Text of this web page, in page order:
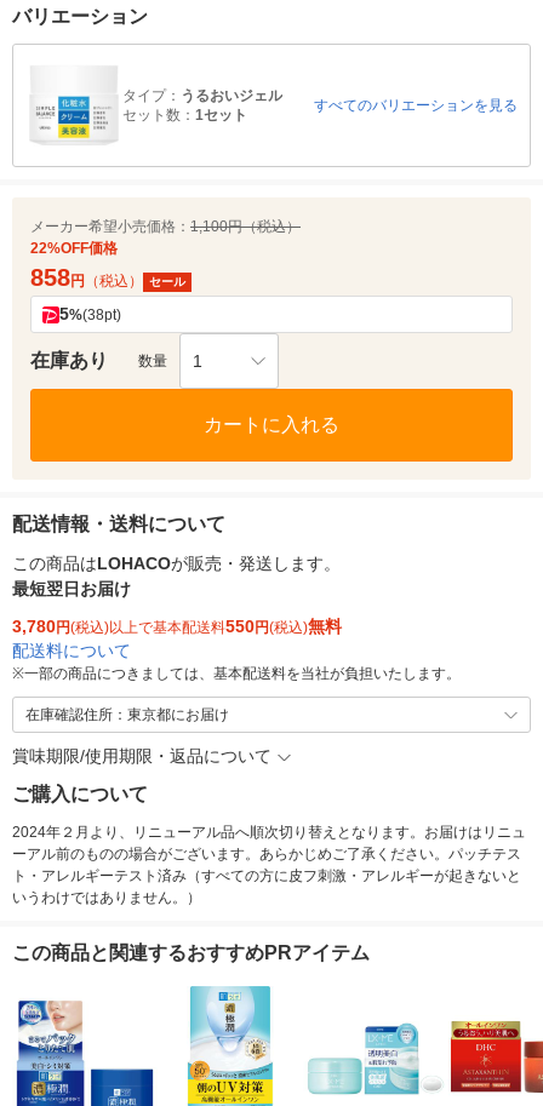
バリエーション
タイプ： うるおいジェル
セット数： 1セット
すべてのバリエーションを見る
メーカー希望小売価格： 1,100円（税込）
22%OFF価格
858円 （税込） セール
5%(38pt)
在庫あり 数量 1
カートに入れる
配送情報・送料について
この商品はLOHACOが販売・発送します。
最短翌日お届け
3,780円(税込)以上で基本配送料550円(税込)無料
配送料について
※一部の商品につきましては、基本配送料を当社が負担いたします。
在庫確認住所：東京都にお届け
賞味期限/使用期限・返品について
ご購入について
2024年２月より、リニューアル品へ順次切り替えとなります。お届けはリニュ
ーアル前のものの場合がございます。あらかじめご了承ください。パッチテス
ト・アレルギーテスト済み（すべての方に皮フ刺激・アレルギーが起きないと
いうわけではありません。）
この商品と関連するおすすめPRアイテム